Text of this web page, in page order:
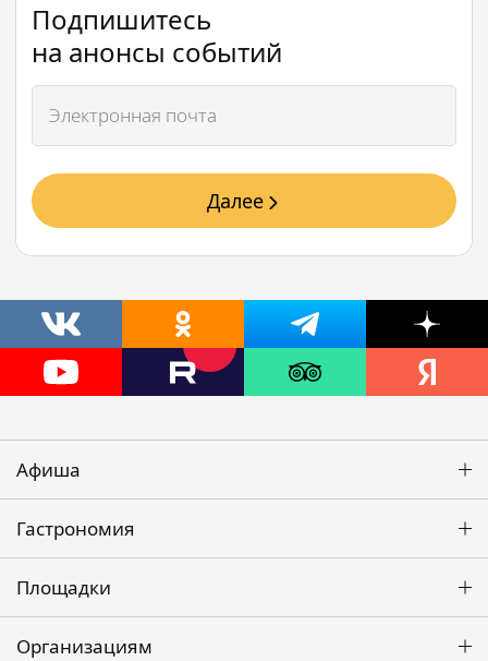
Подпишитесь
на анонсы событий
Далее
Афиша
Гастрономия
Площадки
Организациям